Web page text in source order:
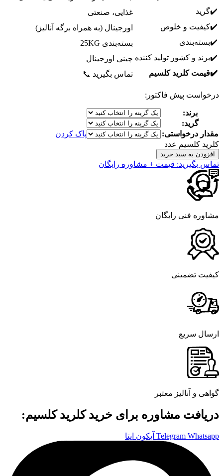
✔️گرید
غذایی، صنعتی
✔️کیفیت و خلوص
اورجینال (به همراه برگه آنالیز)
✔️بسته‌بندی
بسته‌بندی 25KG
✔️برند و کشور تولید کننده چینی اورجینال
✔️قیمت کلرید کلسیم
تماس بگیرید 📞
درخواست پیش فاکتور:
برند:
گرید:
مقدار درخواستی:
پاک کردن
کلرید کلسیم عدد
افزودن به سبد خرید
تماس بگیرید: قیمت + مشاوره رایگان
مشاوره فنی رایگان
کیفیت تضمینی
ارسال سریع
گواهی و آنالیز معتبر
دریافت مشاوره برای خرید کلرید کلسیم:
Telegram Whatsapp آیکون ایتا